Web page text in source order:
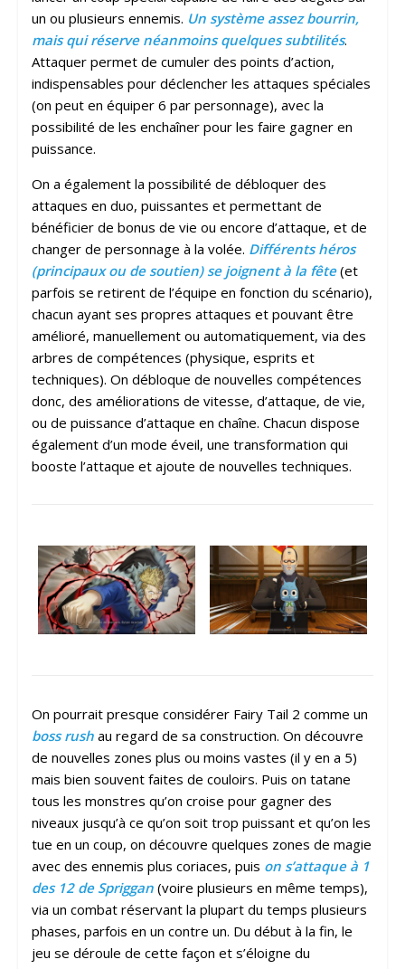
un ou plusieurs ennemis. Un système assez bourrin,
mais qui réserve néanmoins quelques subtilités.
Attaquer permet de cumuler des points d’action,
indispensables pour déclencher les attaques spéciales
(on peut en équiper 6 par personnage), avec la
possibilité de les enchaîner pour les faire gagner en
puissance.
On a également la possibilité de débloquer des
attaques en duo, puissantes et permettant de
bénéficier de bonus de vie ou encore d’attaque, et de
changer de personnage à la volée. Différents héros
(principaux ou de soutien) se joignent à la fête(et
parfois se retirent de l’équipe en fonction du scénario),
chacun ayant ses propres attaques et pouvant être
amélioré, manuellement ou automatiquement, via des
arbres de compétences (physique, esprits et
techniques). On débloque de nouvelles compétences
donc, des améliorations de vitesse, d’attaque, de vie,
ou de puissance d’attaque en chaîne. Chacun dispose
également d’un mode éveil, une transformation qui
booste l’attaque et ajoute de nouvelles techniques.
On pourrait presque considérer Fairy Tail 2 comme un
boss rushau regard de sa construction. On découvre
de nouvelles zones plus ou moins vastes (il y en a 5)
mais bien souvent faites de couloirs. Puis on tatane
tous les monstres qu’on croise pour gagner des
niveaux jusqu’à ce qu’on soit trop puissant et qu’on les
tue en un coup, on découvre quelques zones de magie
avec des ennemis plus coriaces, puis on s’attaque à 1
des 12 de Spriggan (voire plusieurs en même temps),
via un combat réservant la plupart du temps plusieurs
phases, parfois en un contre un. Du début à la fin, le
jeu se déroule de cette façon et s’éloigne du